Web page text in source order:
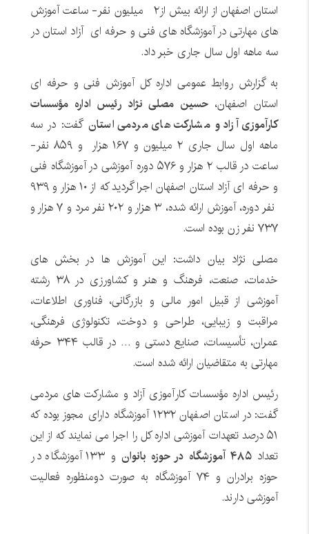
استان اصفهان از ارائه بیش از۲ میلیون نفر- ساعت آموزش
های مهارتی در آموزشگاه های فنی و حرفه ای آزاد استان در
سه ماهه اول سال جاری خبر داد.
به گزارش روابط عمومی اداره کل آموزش فنی و حرفه ای
استان اصفهان،حسین مصلی نژاد رئیس اداره مؤسسات
کارآموزی آزاد و مشارکت های مردمی استان گفت: در سه
ماهه اول سال جاری ۲ میلیون و ۱۶۷ هزار و ۸۵۹ نفر-
ساعت در قالب ۲ هزار و ۵۷۶ دوره آموزشی در آموزشگاه فنی
و حرفه ای آزاد استان اصفهان اجرا گردید که از ۱۰ هزار و ۹۳۹
نفر دوره، آموزش ارائه شده، ۳ هزار و ۲۰۲ نفر مرد و ۷ هزار و
۷۳۷ نفر زن بوده است.
مصلی نژاد بیان داشت: این آموزش ها در بخش های
خدمات، صنعت، فرهنگ و هنر و کشاورزی در ۳۸ رشته
آموزشی از قبیل امور مالی و بازرگانی، فناوری اطلاعات،
مراقبت و زیبایی، طراحی و دوخت، تکنولوژی فرهنگی،
عمران، تأسیسات، صنایع دستی و … در قالب ۳۴۴ حرفه
مهارتی به متقاضیان ارائه شده است.
رئیس اداره مؤسسات کارآموزی آزاد و مشارکت های مردمی
گفت: در استان اصفهان ۱۲۳۲ آموزشگاه دارای مجوز بوده که
۵۱ درصد تعهدات آموزشی اداره کل را اجرا می نمایند که از این
تعداد۴۸۵ آموزشگاه در حوزه بانوان
و ۱۳۳ آموزشگاه در
حوزه برادران و ۷۴ آموزشگاه به صورت دومنظوره فعالیت
آموزشی دارند.